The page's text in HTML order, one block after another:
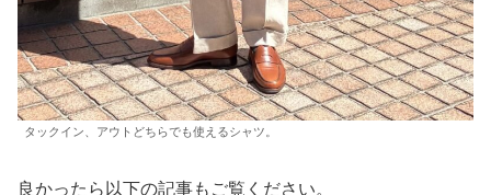
タックイン、アウトどちらでも使えるシャツ。
良かったら以下の記事もご覧ください。